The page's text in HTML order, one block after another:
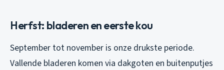
Herfst: bladeren en eerste kou
September tot november is onze drukste periode.
Vallende bladeren komen via dakgoten en buitenputjes